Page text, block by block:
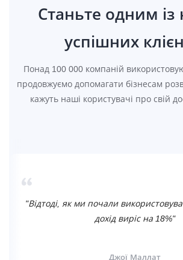
Станьте одним
успішних
Понад 100 000 компаній
продовжуємо допомагати бізнесам
кажуть наші користувачі про свій
"Відтоді, як ми почали
дохід виріс на 18%"
Джої Маллат